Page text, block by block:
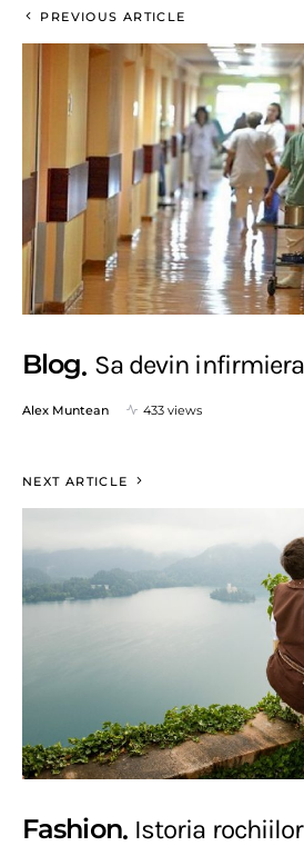
PREVIOUS ARTICLE
Blog Sa devin
Alex Muntean 433 views
NEXT ARTICLE
Fashion Istoria